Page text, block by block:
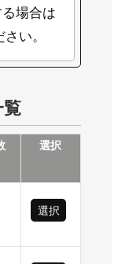
場合は
い。
選択
選択